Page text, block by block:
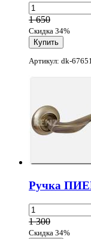
1 650
Скидка 34%
Артикул: dk-
Ручка
1 300
Скидка 34%